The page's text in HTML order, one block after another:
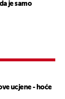
je samo
ucjene - hoće